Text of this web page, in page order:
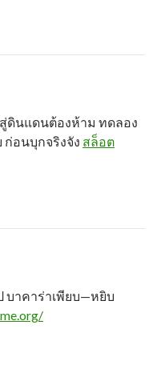
ดินแดนต้องห้าม ทดลอง
อนบุกจริงจัง สล็อต
บาคาร่าเพียบ—หยิบ